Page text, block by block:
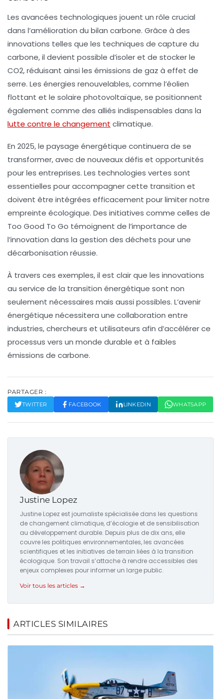
Les avancées technologiques jouent un rôle crucial
dans l’amélioration du bilan carbone. Grâce à des
innovations telles que les techniques de capture du
carbone, il devient possible d’isoler et de stocker le
CO2, réduisant ainsi les émissions de gaz à effet de
serre. Les énergies renouvelables, comme l’éolien
flottant et le solaire photovoltaïque, se positionnent
également comme des alliés indispensables dans la
lutte contre le changement climatique.
En 2025, le paysage énergétique continuera de se
transformer, avec de nouveaux défis et opportunités
pour les entreprises. Les technologies vertes sont
essentielles pour accompagner cette transition et
doivent être intégrées efficacement pour limiter notre
empreinte écologique. Des initiatives comme celles de
Too Good To Go témoignent de l’importance de
l’innovation dans la gestion des déchets pour une
décarbonisation réussie.
À travers ces exemples, il est clair que les innovations
au service de la transition énergétique sont non
seulement nécessaires mais aussi possibles. L’avenir
énergétique nécessitera une collaboration entre
industries, chercheurs et utilisateurs afin d’accélérer ce
processus vers un monde durable et à faibles
émissions de carbone.
PARTAGER :
TWITTER FACEBOOK LINKEDIN WHATSAPP
Justine Lopez
Justine Lopez est journaliste spécialisée dans les questions
de changement climatique, d’écologie et de sensibilisation
au développement durable. Depuis plus de dix ans, elle
couvre les politiques environnementales, les avancées
scientifiques et les initiatives de terrain liées à la transition
écologique. Son travail s’attache à rendre accessibles des
enjeux complexes pour informer un large public.
Voir tous les articles →
ARTICLES SIMILAIRES